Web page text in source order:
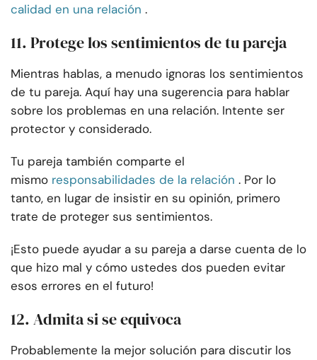
calidad en una relación .
11. Protege los sentimientos de tu pareja
Mientras hablas, a menudo ignoras los sentimientos
de tu pareja. Aquí hay una sugerencia para hablar
sobre los problemas en una relación. Intente ser
protector y considerado.
Tu pareja también comparte el
mismo responsabilidades de la relación . Por lo
tanto, en lugar de insistir en su opinión, primero
trate de proteger sus sentimientos.
¡Esto puede ayudar a su pareja a darse cuenta de lo
que hizo mal y cómo ustedes dos pueden evitar
esos errores en el futuro!
12. Admita si se equivoca
Probablemente la mejor solución para discutir los